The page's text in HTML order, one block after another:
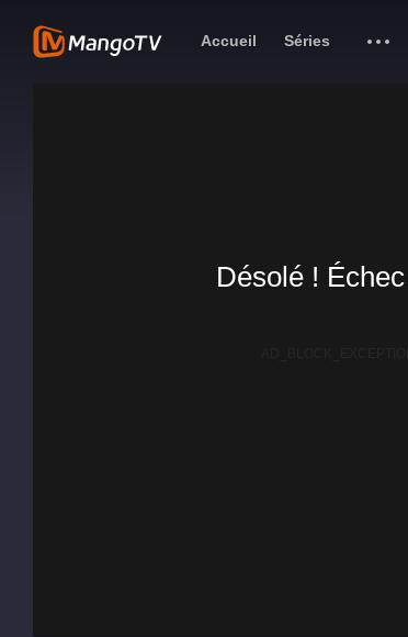
Accueil Séries
Désolé !